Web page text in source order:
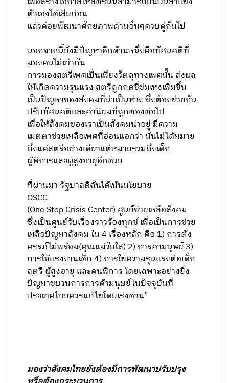
ยิ่งลักษณ์: เชื่อว่าในปัจจุบันนี้
ยังคงมีปัญหาความเหลื่อมล้ำทางเศรษฐกิจและ
สังคมในสตรีอยู่มาก ในภาพรวม
ส่วนใหญ่มีปัญหาสุขภาพ ปัญหาการศึกษา ปัญหา
ขาดโอกาส ไม่มีอาชีพ รายได้ไม่เพียงพอ
ส่งผลให้ไม่มีเวลาพัฒนาศักยภาพตัวเอง เพราะมุ่ง
แก้ปัญหาตนเองและครอบครัว
จึงต้องการความช่วยเหลือจากสังคมในทุกๆมิติ
เพื่อสร้างโอกาสให้สตรีนั้นสามารถยืนบนลำแข้ง
ตัวเองได้เสียก่อน
แล้วค่อยพัฒนาศักยภาพด้านอื่นๆควบคู่กันไป
นอกจากนี้ยังมีปัญหาอีกด้านหนึ่งคือทัศนคติที่
มองคนไม่เท่ากัน
การมองสตรีเพศเป็นเพียงวัตถุทางเพศนั้น ส่งผล
ให้เกิดความรุนแรง สตรีถูกกดขี่ข่มเหงเพิ่มขึ้น
เป็นปัญหาของสังคมที่น่าเป็นห่วง ซึ่งต้องช่วยกัน
ปรับทัศนคติและค่านิยมที่ถูกต้องต่อไป
เพื่อให้สังคมของเราเป็นสังคมน่าอยู่ มีความ
เมตตาช่วยเหลือเพศที่อ่อนแอกว่า นั่นไม่ได้หมาย
ถึงแค่สตรีอย่างเดียวแต่หมายรวมถึงเด็ก
ผู้พิการและผู้สูงอายุอีกด้วย
ที่ผ่านมา รัฐบาลดิฉันได้เน้นนโยบาย
OSCC
การใช้แรงงานเด็ก 4) การใช้ความรุนแรงต่อเด็ก
สตรี ผู้สูงอายุ และคนพิการ โดยเฉพาะอย่างยิ่ง